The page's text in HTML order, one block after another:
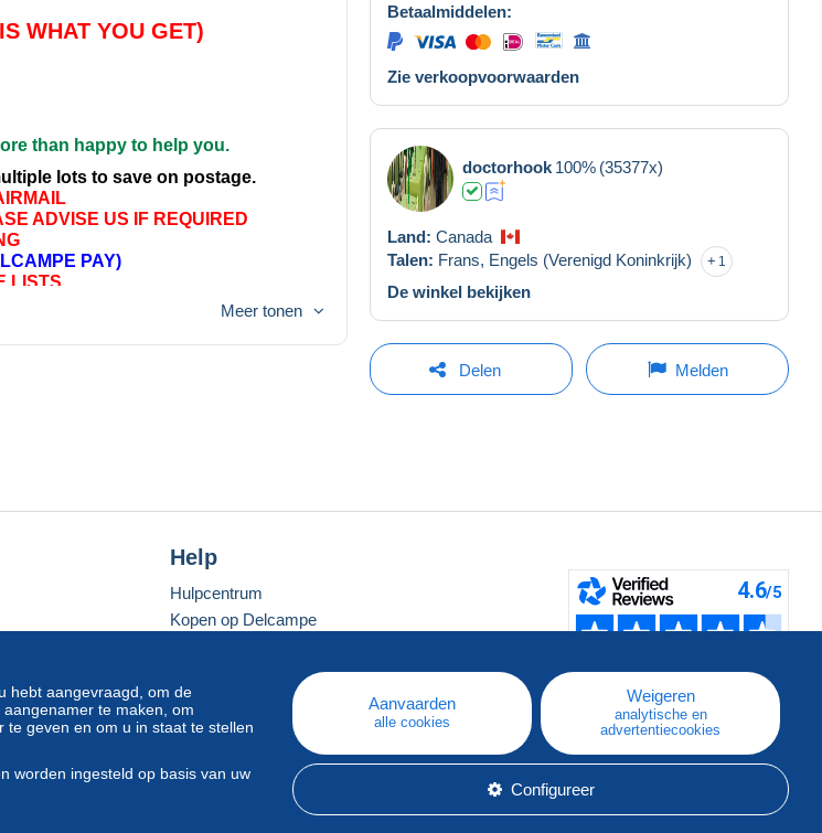
WHAT YOU GET)
than happy to help you.
lots to save on postage.
ADVISE US IF REQUIRED
PAY)
LISTS
Meer tonen
Betaalmiddelen:
Zie verkoopvoorwaarden
doctorhook 100% (35377x)
Land: Canada
Talen: Frans, Engels (Verenigd Koninkrijk) 1
De winkel bekijken
Delen Melden
hebt aangevraagd, om de
te maken, om
geven en om u in staat te stellen
worden ingesteld op basis van uw
Aanvaarden
alle cookies
Weigeren
analytische en
advertentiecookies
Configureer
Help
Hulpcentrum
Kopen op Delcampe
Een beveiligde website